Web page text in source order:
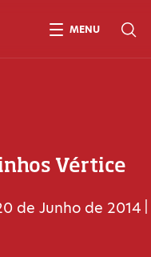
Vértice
de Junho de 2014
MENU